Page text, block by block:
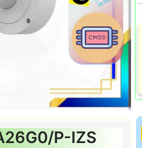
P-IZS